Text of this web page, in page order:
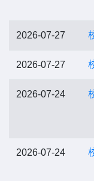
2026-07-27
2026-07-27
2026-07-24
2026-07-24